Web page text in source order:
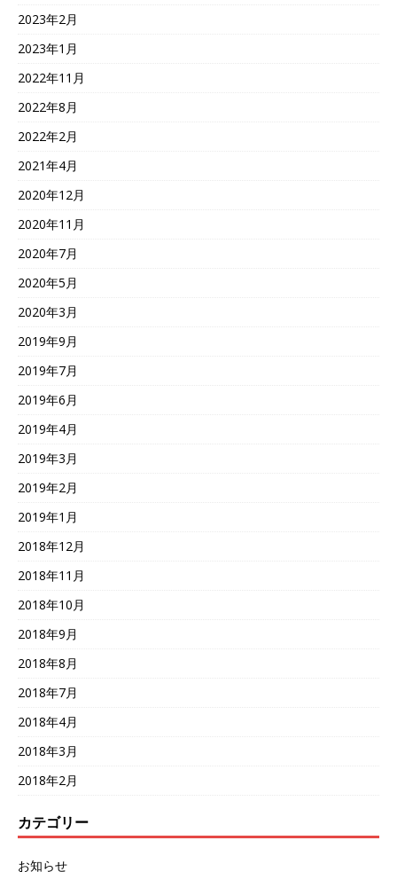
2023年2月
2023年1月
2022年11月
2022年8月
2022年2月
2021年4月
2020年12月
2020年11月
2020年7月
2020年5月
2020年3月
2019年9月
2019年7月
2019年6月
2019年4月
2019年3月
2019年2月
2019年1月
2018年12月
2018年11月
2018年10月
2018年9月
2018年8月
2018年7月
2018年4月
2018年3月
2018年2月
カテゴリー
お知らせ